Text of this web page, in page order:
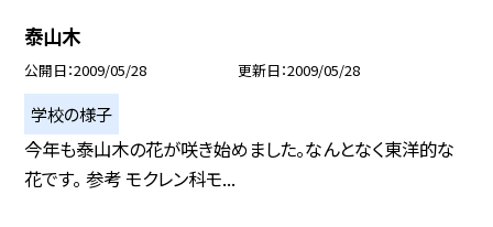
泰山木
公開日 2009/05/28 更新日 2009/05/28
学校の様子
今年も泰山木の花が咲き始めました。なんとなく東洋的な
花です。 参考 モクレン科モ...